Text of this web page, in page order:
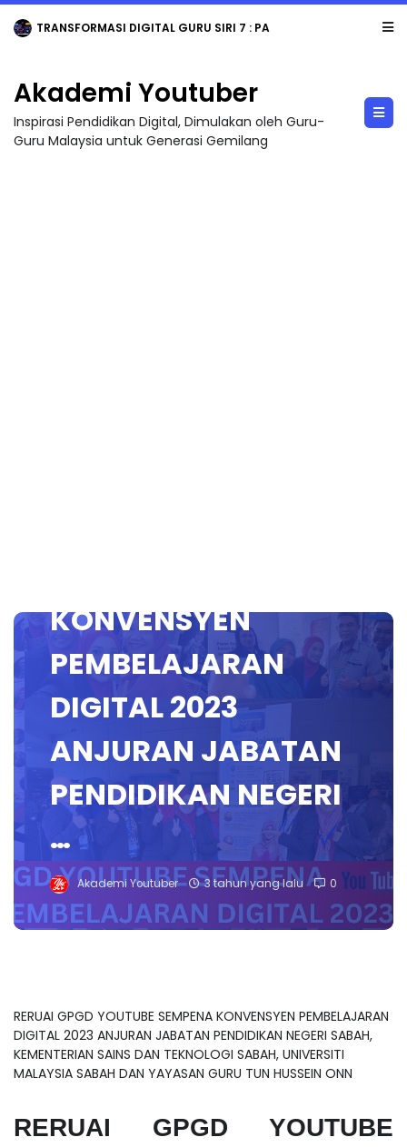
MAJLIS ANUGERAH FFK (FESTIVAL LENSA PENDIDIKAN - FLeP) 2026
Akademi Youtuber
Inspirasi Pendidikan Digital, Dimulakan oleh Guru-
Guru Malaysia untuk Generasi Gemilang
KONVENSYEN
PEMBELAJARAN
DIGITAL 2023
ANJURAN JABATAN
PENDIDIKAN NEGERI
…
Akademi Youtuber 3 tahun yang lalu 0
RERUAI GPGD YOUTUBE SEMPENA KONVENSYEN PEMBELAJARAN
DIGITAL 2023 ANJURAN JABATAN PENDIDIKAN NEGERI SABAH,
KEMENTERIAN SAINS DAN TEKNOLOGI SABAH, UNIVERSITI
MALAYSIA SABAH DAN YAYASAN GURU TUN HUSSEIN ONN
RERUAI GPGD YOUTUBE